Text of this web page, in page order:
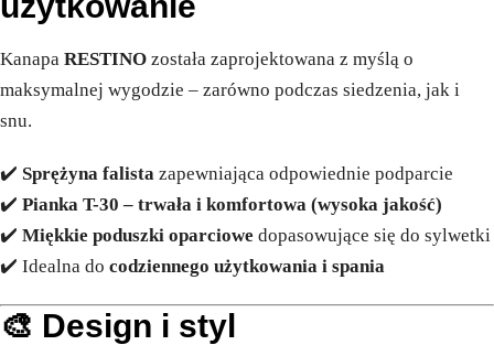
Kanapa RESTINO została zaprojektowana z myślą o
maksymalnej wygodzie – zarówno podczas siedzenia, jak i
snu.
✔️ Sprężyna falista zapewniająca odpowiednie podparcie
✔️ Pianka T-30 – trwała i komfortowa (wysoka jakość)
✔️ Miękkie poduszki oparciowe dopasowujące się do sylwetki
✔️ Idealna do codziennego użytkowania i spania
🎨 Design i styl